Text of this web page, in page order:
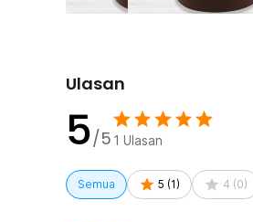
Ulasan
5/5 1 Ulasan
Semua 5 (1 ) 4 (0)